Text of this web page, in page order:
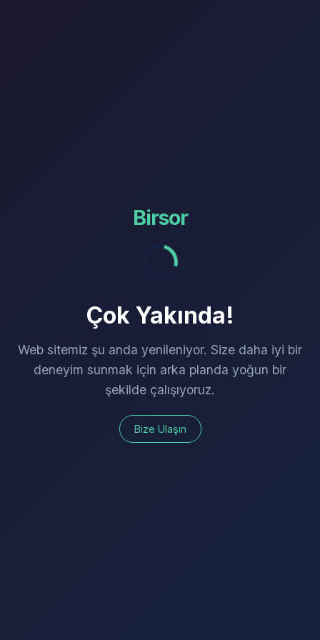
Birsor
Çok Yakında!
Web sitemiz şu anda yenileniyor. Size daha iyi bir
deneyim sunmak için arka planda yoğun bir
şekilde çalışıyoruz.
Bize Ulaşın